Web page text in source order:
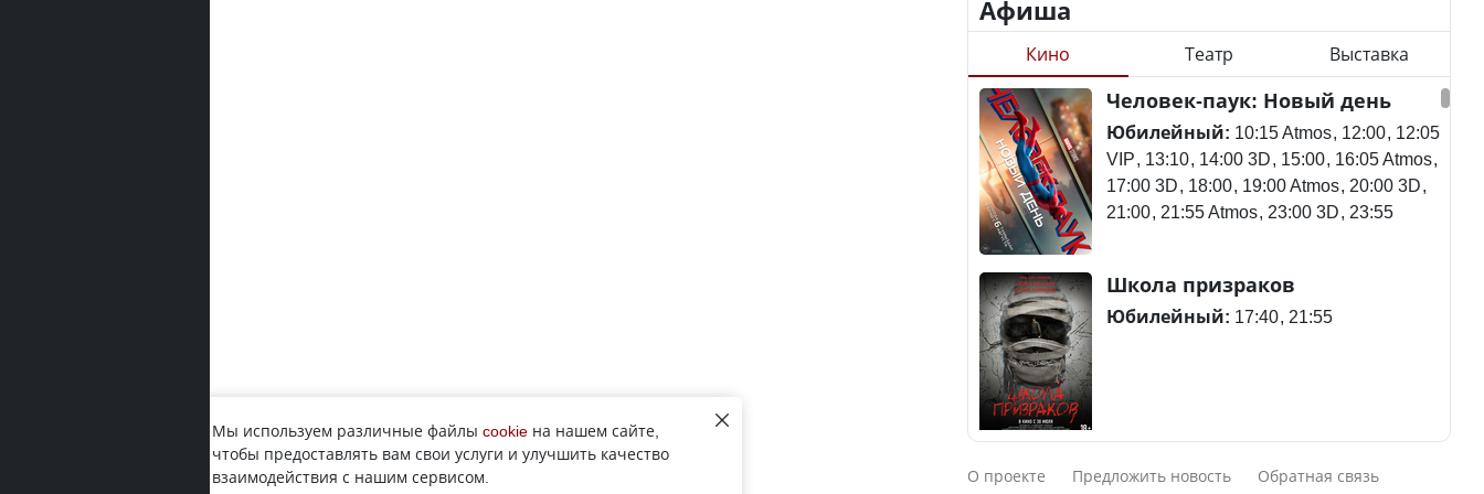
алименты, экология — о
чем говорят с
избирателями
представители партий
Министр рассказал, из
чего делают колбасу в
Казахстане
почему казахстанские
Станет ли
метапневмовирус
эпидемией, рассказали в
ВОЗ
потерпел крушение в
Южной Корее, погибли
120 человек
Актау: Путин принес
Афиша
Кино Театр Выставка
Человек-паук: Новый день
Юбилейный: 10:15 Atmos 12:00 12:05
VIP 13:10 14:00 3D 15:00 16:05 Atmos
17:00 3D 18:00 19:00 Atmos 20:00 3D
21:00 21:55 Atmos 23:00 3D 23:55
Школа призраков
Юбилейный: 17:40 21:55
Смешарики сквозь вселенные
О проекте Предложить новость Обратная связь
Мы используем различные файлы cookie на нашем сайте,
чтобы предоставлять вам свои услуги и улучшить качество
взаимодействия с нашим сервисом.